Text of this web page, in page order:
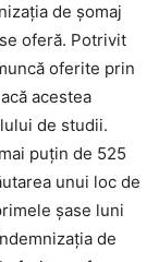
de şomaj
oferă. Potrivit
oferite prin
acestea
de studii.
puţin de 525
unui loc de
şase luni
de